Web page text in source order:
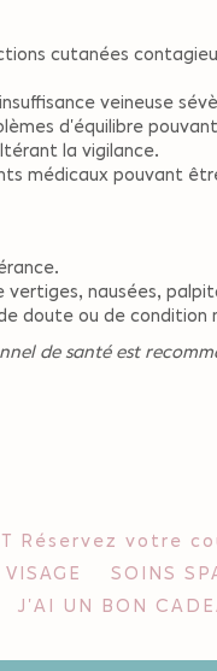
cutanées
veineuse
d'équilibre
la vigilance.
médicaux pouvant
nausées,
doute ou de condition
de santé est
Réservez votre
SOINS
J'AI UN BON